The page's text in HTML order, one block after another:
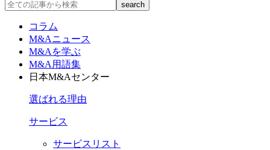
コラム
M&Aニュース
M&Aを学ぶ
M&A用語集
日本M&Aセンター
選ばれる理由
サービス
サービスリスト